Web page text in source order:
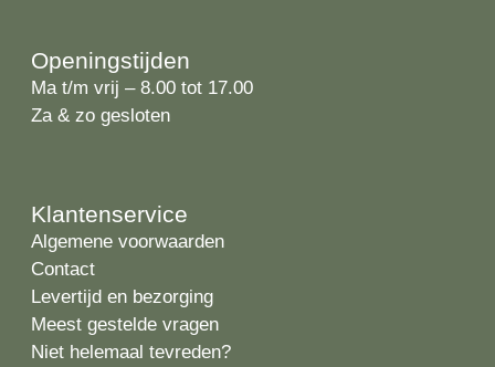
Openingstijden
Ma t/m vrij – 8.00 tot 17.00
Za & zo gesloten
Klantenservice
Algemene voorwaarden
Contact
Levertijd en bezorging
Meest gestelde vragen
Niet helemaal tevreden?